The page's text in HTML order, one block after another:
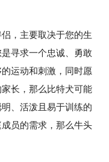
，主要取决于您的生
寻求一个忠诚、勇敢
运动和刺激，同时愿
长，那么比特犬可能
、活泼且易于训练的
员的需求，那么牛头